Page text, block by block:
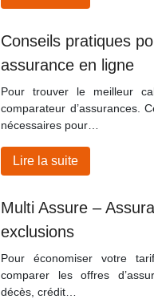
Conseils pratiques
assurance en ligne
Pour trouver le meilleur
comparateur d’assurances.
nécessaires pour…
Lire la suite
Multi Assure –
exclusions
Pour économiser votre
comparer les offres
décès, crédit…